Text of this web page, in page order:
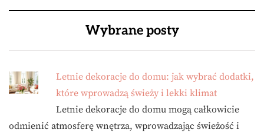
Wybrane posty
Letnie dekoracje do domu: jak wybrać dodatki,
które wprowadzą świeży i lekki klimat
Letnie dekoracje do domu mogą całkowicie
odmienić atmosferę wnętrza, wprowadzając świeżość i